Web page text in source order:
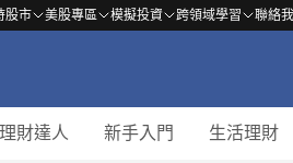
股市 美股專區 模擬投資 跨領域學習 聯絡
理財達人 新手入門 生活理財